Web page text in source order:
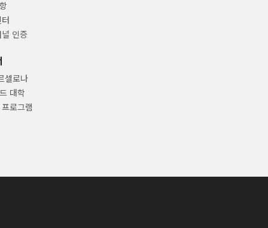
인증
셀로나
대학
로그램